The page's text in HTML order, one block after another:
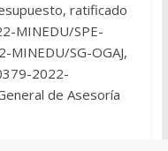
ratificado
MINEDU/SPE-
MINEDU/SG-OGAJ,
2022-
de Asesoría